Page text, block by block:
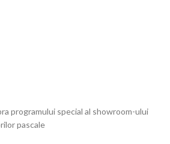
programului special al showroom-ului
pascale